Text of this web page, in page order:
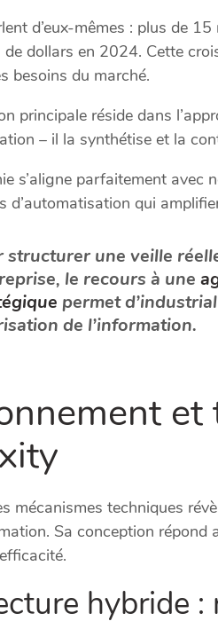
d’eux-mêmes : plus de
dollars en 2024. Cette
besoins du marché.
principale réside dans
– il la synthétise et la
s’aligne parfaitement
d’automatisation qui
structurer une veille
le recours à une
permet
de l’information.
mécanismes techniques
Sa conception
hybride